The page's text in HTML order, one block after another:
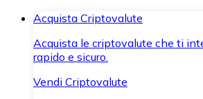
Acquista Criptovalute
Acquista le criptovalute che ti
rapido e sicuro.
Vendi Criptovalute